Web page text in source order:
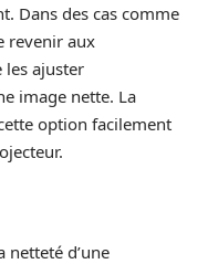
Dans des cas comme
revenir aux
les ajuster
image nette. La
option facilement
d’une